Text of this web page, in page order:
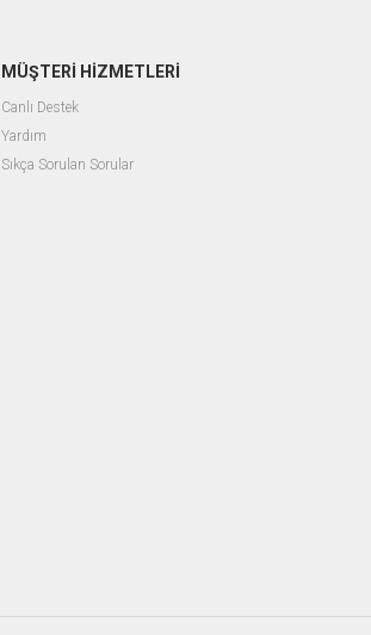
MÜŞTERİ HİZMETLERİ
Canlı Destek
Yardım
Sıkça Sorulan Sorular